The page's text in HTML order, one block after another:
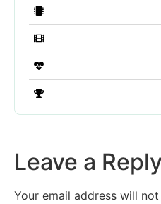
Leave a Reply
Your email address will